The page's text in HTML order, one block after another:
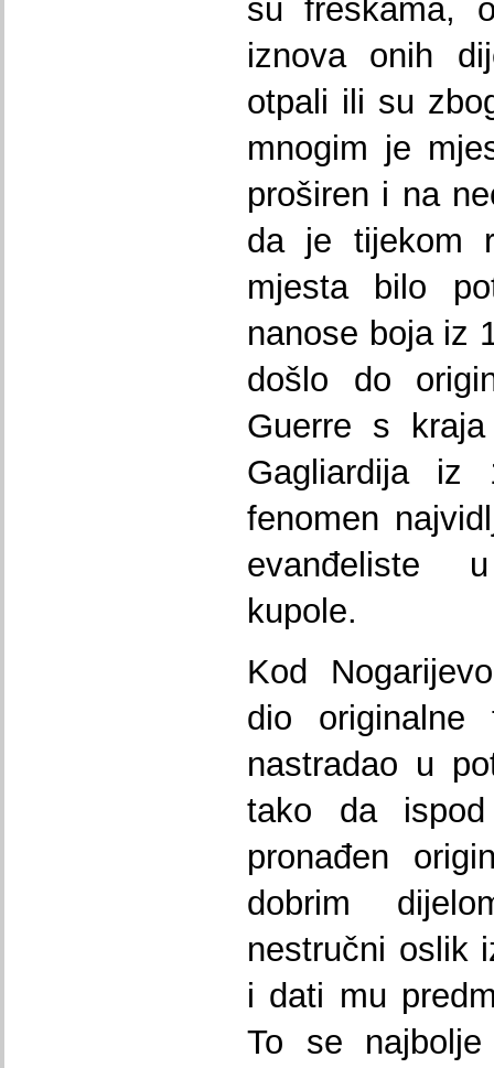
su freskama,
iznova onih
otpali ili su
mnogim je
proširen i na
da je tijekom
mjesta bilo
nanose boja iz
došlo do
Guerre s
Gagliardija iz
fenomen
evanđeliste
kupole.
Kod
dio
nastradao u
tako da
pronađen
dobrim
nestručni oslik
i dati mu
To se